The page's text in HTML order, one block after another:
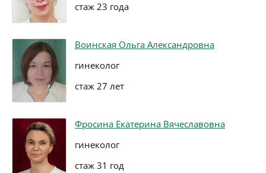
стаж 23 года
Воинская Ольга Александровна
гинеколог
стаж 27 лет
Фросина Екатерина Вячеславовна
гинеколог
стаж 31 год